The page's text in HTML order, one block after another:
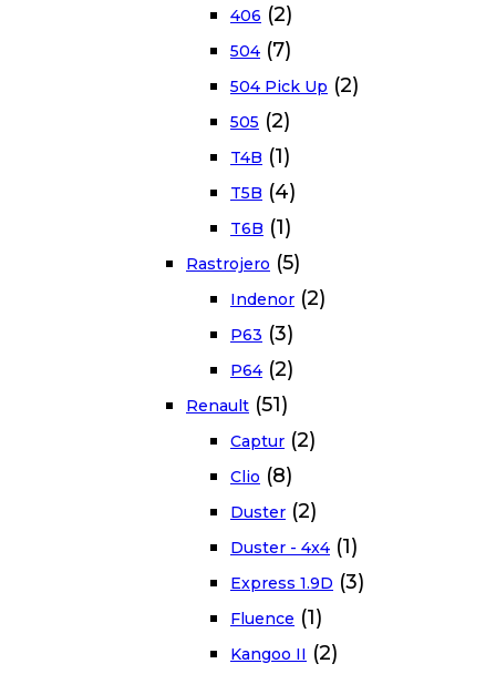
406 (2)
504 (7)
504 Pick Up (2)
505 (2)
T4B (1)
T5B (4)
T6B (1)
Rastrojero (5)
Indenor (2)
P63 (3)
P64 (2)
Renault (51)
Captur (2)
Clio (8)
Duster (2)
Duster - 4x4 (1)
Express 1.9D (3)
Fluence (1)
Kangoo II (2)